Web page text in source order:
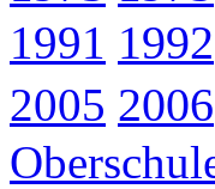
1991 1992
2005 2006